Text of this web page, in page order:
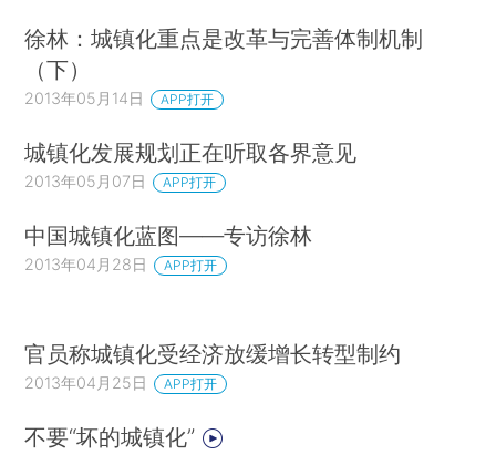
徐林：城镇化重点是改革与完善体制机制
（下）
2013年05月14日 APP打开
城镇化发展规划正在听取各界意见
2013年05月07日 APP打开
中国城镇化蓝图——专访徐林
2013年04月28日 APP打开
官员称城镇化受经济放缓增长转型制约
2013年04月25日 APP打开
不要“坏的城镇化”